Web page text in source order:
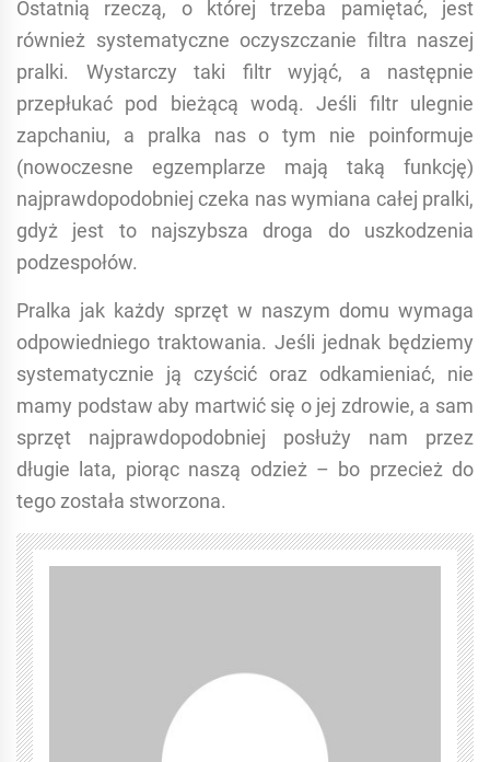
Ostatnią rzeczą, o której trzeba pamiętać, jest
również systematyczne oczyszczanie filtra naszej
pralki. Wystarczy taki filtr wyjąć, a następnie
przepłukać pod bieżącą wodą. Jeśli filtr ulegnie
zapchaniu, a pralka nas o tym nie poinformuje
(nowoczesne egzemplarze mają taką funkcję)
najprawdopodobniej czeka nas wymiana całej pralki,
gdyż jest to najszybsza droga do uszkodzenia
podzespołów.
Pralka jak każdy sprzęt w naszym domu wymaga
odpowiedniego traktowania. Jeśli jednak będziemy
systematycznie ją czyścić oraz odkamieniać, nie
mamy podstaw aby martwić się o jej zdrowie, a sam
sprzęt najprawdopodobniej posłuży nam przez
długie lata, piorąc naszą odzież – bo przecież do
tego została stworzona.